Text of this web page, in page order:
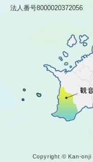
法人番号8000020372056
Copyright © Kan-onji